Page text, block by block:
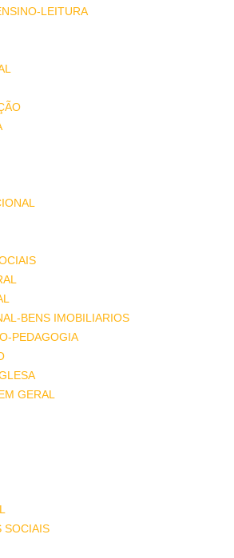
LEITURA
BENS IMOBILIARIOS
PEDAGOGIA
GERAL
SOCIAIS